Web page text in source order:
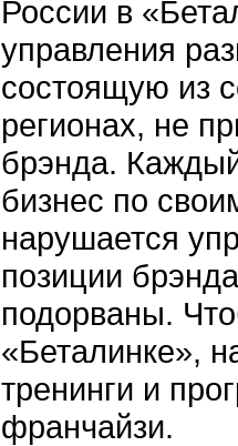
России в
управления
состоящую из
регионах, не
брэнда.
бизнес по
нарушается
позиции
подорваны.
«Беталинке»,
тренинги и
франчайзи.